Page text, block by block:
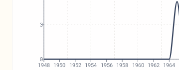
1948 1950 1952 1954 1956 1958 1960 1962 1964
0
3